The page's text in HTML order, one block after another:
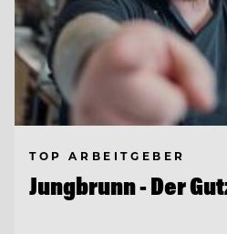
TOP ARBEITGEBER
Jungbrunn - Der